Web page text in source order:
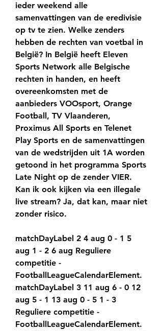
ieder weekend alle
samenvattingen van de eredivisie
op tv te zien. Welke zenders
hebben de rechten van voetbal in
België? In België heeft Eleven
Sports Network alle Belgische
rechten in handen, en heeft
overeenkomsten met de
aanbieders VOOsport, Orange
Football, TV Vlaanderen,
Proximus All Sports en Telenet
Play Sports en de samenvattingen
van de wedstrijden uit 1A worden
getoond in het programma Sports
Late Night op de zender VIER.
Kan ik ook kijken via een illegale
live stream? Ja, dat kan, maar niet
zonder risico.
matchDayLabel 2 4 aug 0 - 1 5
aug 1 - 2 6 aug Reguliere
competitie -
FootballLeagueCalendarElement.
matchDayLabel 3 11 aug 6 - 0 12
aug 5 - 1 13 aug 0 - 5 1 - 3
Reguliere competitie -
FootballLeagueCalendarElement.